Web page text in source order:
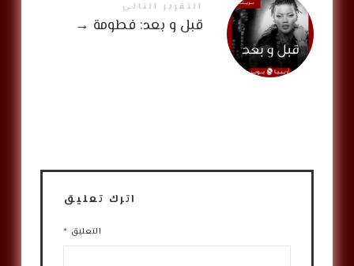
التقرير التالي
قبل و بعد: فطومة →
اترك تعليق
التعليق *